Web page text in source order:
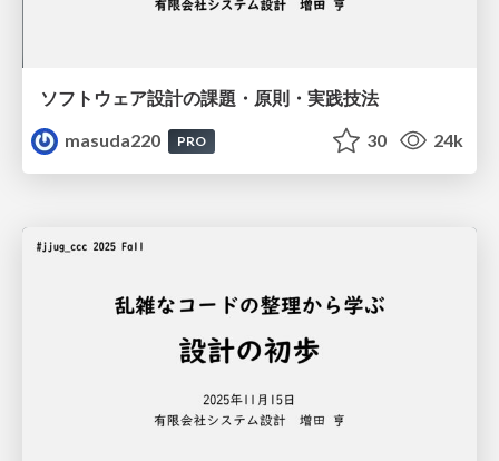
ソフトウェア設計の課題・原則・実践技法
masuda220
PRO 30 24k